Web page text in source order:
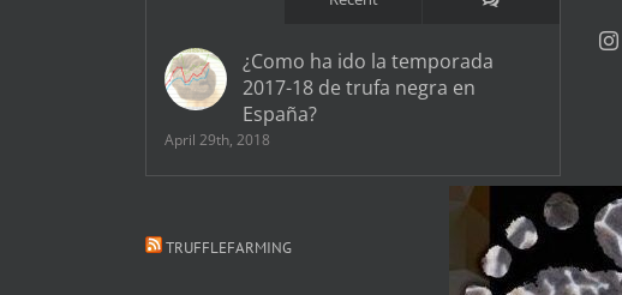
¿Como ha ido la temporada
2017-18 de trufa negra en
España?
April 29th, 2018
TRUFFLEFARMING